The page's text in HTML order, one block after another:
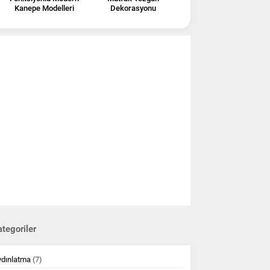
Kanepe Modelleri
Dekorasyonu
(7)